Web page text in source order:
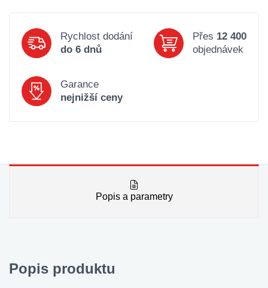
Rychlost dodání
do 6 dnů
Přes 12 400
objednávek
Garance
nejnižší ceny
Popis a parametry
Popis produktu